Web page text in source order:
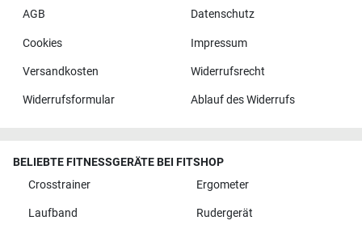
AGB
Datenschutz
Cookies Impressum
Versandkosten Widerrufsrecht
Widerrufsformular Ablauf des Widerrufs
BELIEBTE FITNESSGERÄTE BEI FITSHOP
Crosstrainer
Ergometer
Laufband Rudergerät